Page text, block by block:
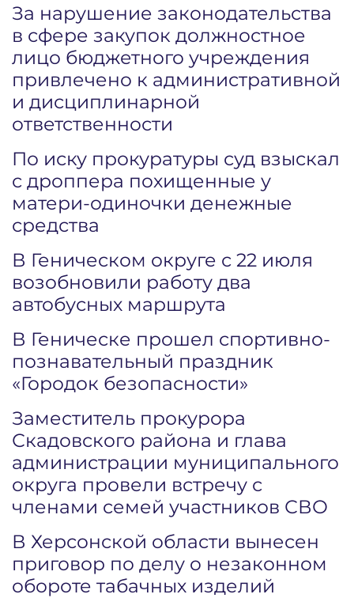
За нарушение законодательства
в сфере закупок должностное
лицо бюджетного учреждения
привлечено к административной
и дисциплинарной
ответственности
По иску прокуратуры суд взыскал
с дроппера похищенные у
матери-одиночки денежные
средства
В Геническом округе с 22 июля
возобновили работу два
автобусных маршрута
В Геническе прошел спортивно-
познавательный праздник
«Городок безопасности»
Заместитель прокурора
Скадовского района и глава
администрации муниципального
округа провели встречу с
членами семей участников СВО
В Херсонской области вынесен
приговор по делу о незаконном
обороте табачных изделий